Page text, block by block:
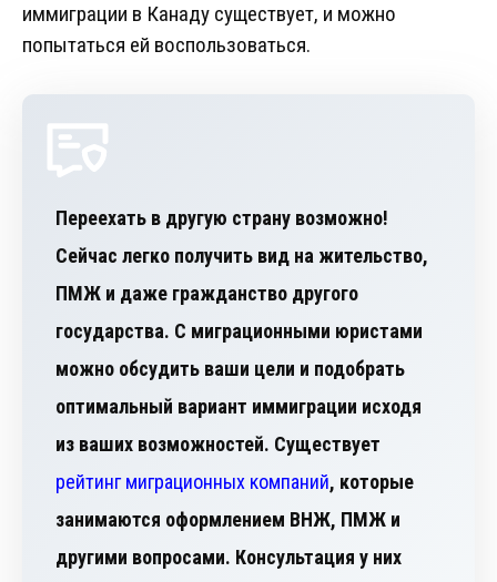
иммиграции в Канаду существует, и можно
попытаться ей воспользоваться.
Переехать в другую страну возможно!
Сейчас легко получить вид на жительство,
ПМЖ и даже гражданство другого
государства. С миграционными юристами
можно обсудить ваши цели и подобрать
оптимальный вариант иммиграции исходя
из ваших возможностей. Существует
рейтинг миграционных компаний, которые
занимаются оформлением ВНЖ, ПМЖ и
другими вопросами. Консультация у них